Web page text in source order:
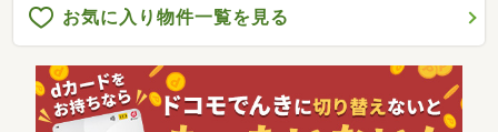
お気に入り物件一覧を見る